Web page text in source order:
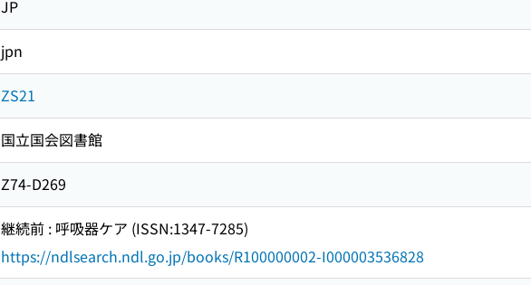
JP
jpn
ZS21
国立国会図書館
Z74-D269
継続前 : 呼吸器ケア (ISSN:1347-7285)
https://ndlsearch.ndl.go.jp/books/R100000002-I000003536828